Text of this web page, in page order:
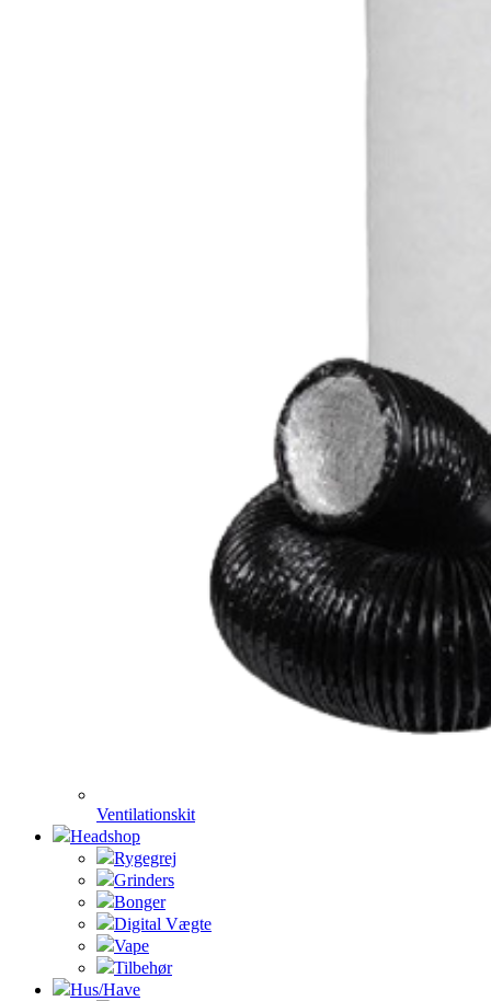
Ventilationskit
Headshop
Rygegrej
Grinders
Bonger
Digital Vægte
Vape
Tilbehør
Hus/Have